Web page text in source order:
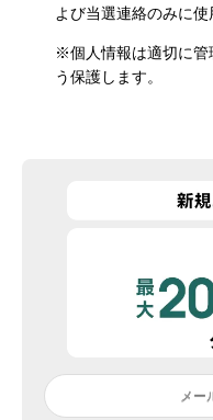
よび当選連絡のみに使
※個人情報は適切に管
う保護します。
メー